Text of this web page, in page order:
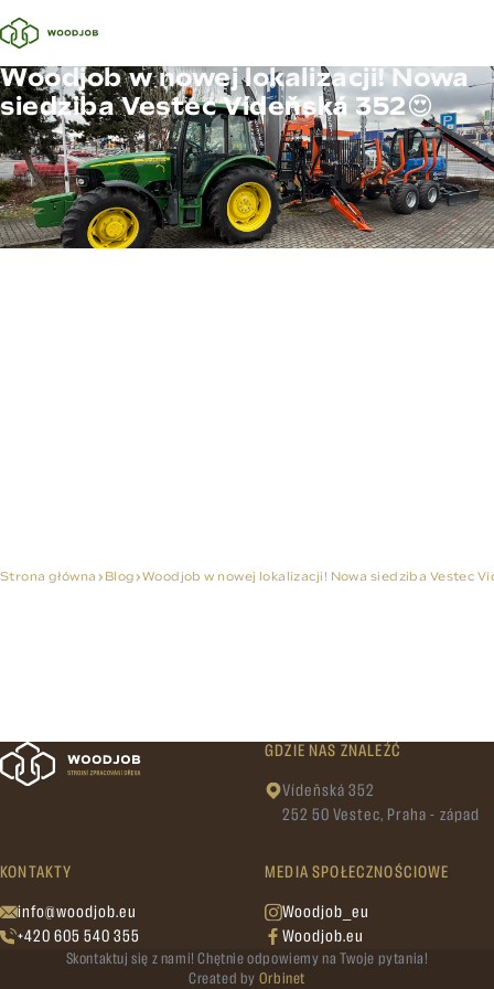
Woodjob w nowej lokalizacji! Nowa
siedziba Vestec Vídeňská 352😍
Strona główna Blog Woodjob w nowej lokalizacji! Nowa siedziba Vestec
GDZIE NAS ZNALEŹĆ
Vídeňská 352
252 50 Vestec, Praha - západ
KONTAKTY
info@woodjob.eu
+420 605 540 355
MEDIA SPOŁECZNOŚCIOWE
Woodjob_eu
Woodjob.eu
Skontaktuj się z nami! Chętnie odpowiemy na Twoje pytania!
Created by Orbinet